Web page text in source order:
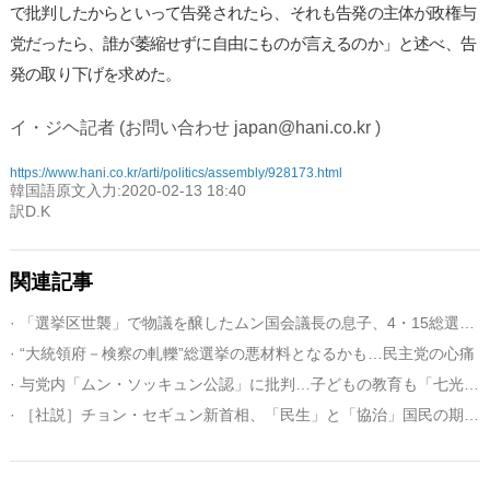
で批判したからといって告発されたら、それも告発の主体が政権与
党だったら、誰が萎縮せずに自由にものが言えるのか」と述べ、告
発の取り下げを求めた。
イ・ジヘ記者 (お問い合わせ japan@hani.co.kr )
https://www.hani.co.kr/arti/politics/assembly/928173.html
韓国語原文入力:2020-02-13 18:40
訳D.K
関連記事
· “大統領府－検察の軋轢”総選挙の悪材料となるかも…民主党の心痛
· 与党内「ムン・ソッキュン公認」に批判…子どもの教育も「七光り」物議